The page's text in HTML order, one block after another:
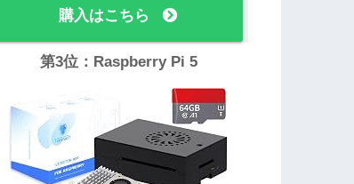
購入はこちら
第3位：Raspberry Pi 5